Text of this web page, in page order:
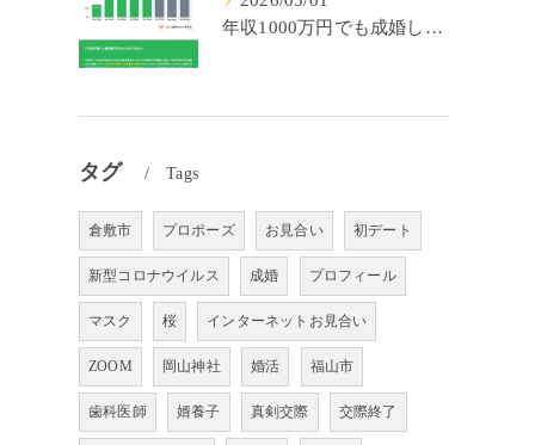
年収1000万円でも成婚しやすいとは限らない? 「年収帯別の成婚率」のリアル
タグ Tags
倉敷市 プロポーズ お見合い 初デート
新型コロナウイルス 成婚 プロフィール
マスク 桜 インターネットお見合い
ZOOM 岡山神社 婚活 福山市
歯科医師 婿養子 真剣交際 交際終了